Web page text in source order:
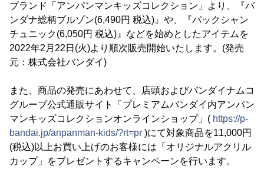
ブランド「アンパンマンキッズコレクション」より、『バ
ンダナ総柄ブルゾン(6,490円 税込)』や、『バックシャン
チュニック(6,050円 税込)』などを始めとしたアイテムを
2022年2月22日(火)より順次販売開始いたします。(発売
元：株式会社バンダイ)
また、商品の発売にあわせて、店頭およびバンダイナムコ
グループ公式通販サイト「プレミアムバンダイ内アンパン
マンキッズコレクションオンラインショップ」( https://p-
bandai.jp/anpanman-kids/?rt=pr )にて対象商品を11,000円
(税込)以上お買い上げのお客様には「オリジナルアクリル
カップ」をプレゼントするキャンペーンを行います。